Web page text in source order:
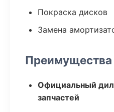
Покраска дисков
Замена
Преимущества
Официальный
запчастей